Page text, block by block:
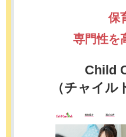
保
専門性を
Child
（チャイル